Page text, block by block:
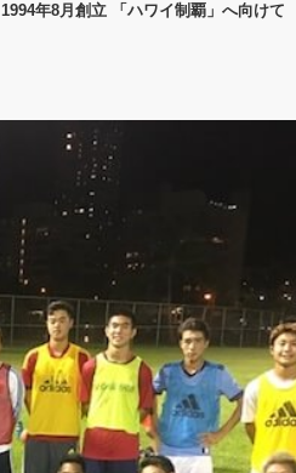
1994年8月創立 「ハワイ制覇」へ向けて